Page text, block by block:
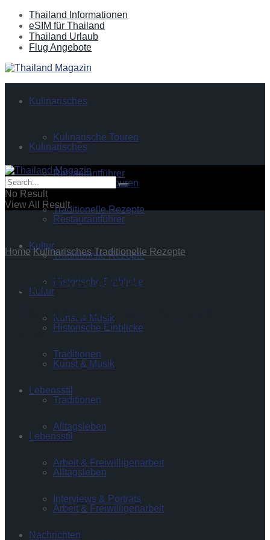
Thailand Informationen
eSIM für Thailand
Thailand Urlaub
Flug Angebote
Kulinarisches
Kulinarische Touren
Restaurantführer
Traditionelle Rezepte
Kultur
Historische Einblicke
Kunst & Musik
Traditionen
Lebensstil
Alltagsleben
Arbeit & Freiwilligenarbeit
Interviews & Porträts
Nachrichten
Kulinarisches
Kulinarische Touren
Restaurantführer
Traditionelle Rezepte
Kultur
Historische Einblicke
Kunst & Musik
Traditionen
Lebensstil
Alltagsleben
Arbeit & Freiwilligenarbeit
No Result
View All Result
Home Kulinarisches Traditionelle Rezepte
Som Tam (ส้มตำ):
Thailändischer Papaya-
Salat